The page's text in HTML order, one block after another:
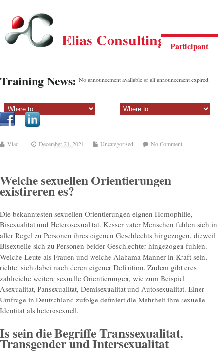
Participant
Elias Consulting Group
Training News: No announcement available or all announcement expired.
Vlad December 21, 2021 Uncategorised No Comment
Welche sexuellen Orientierungen
existireren es?
Die bekanntesten sexuellen Orientierungen eignen Homophilie,
Bisexualitat und Heterosexualitat. Kesser vater Menschen fuhlen sich in
aller Regel zu Personen ihres eigenen Geschlechts hingezogen, dieweil
Bisexuelle sich zu Personen beider Geschlechter hingezogen fuhlen.
Welche Leute als Frauen und welche Alabama Manner in Kraft sein,
richtet sich dabei nach deren eigener Definition. Zudem gibt eres
zahlreiche weitere sexuelle Orientierungen, wie zum Beispiel
Asexualitat, Pansexualitat, Demisexualitat und Autosexualitat. Einer
Umfrage in Deutschland zufolge definiert die Mehrheit ihre sexuelle
Identitat als heterosexuell.
Is sein die Begriffe Transsexualitat,
Transgender und Intersexualitat